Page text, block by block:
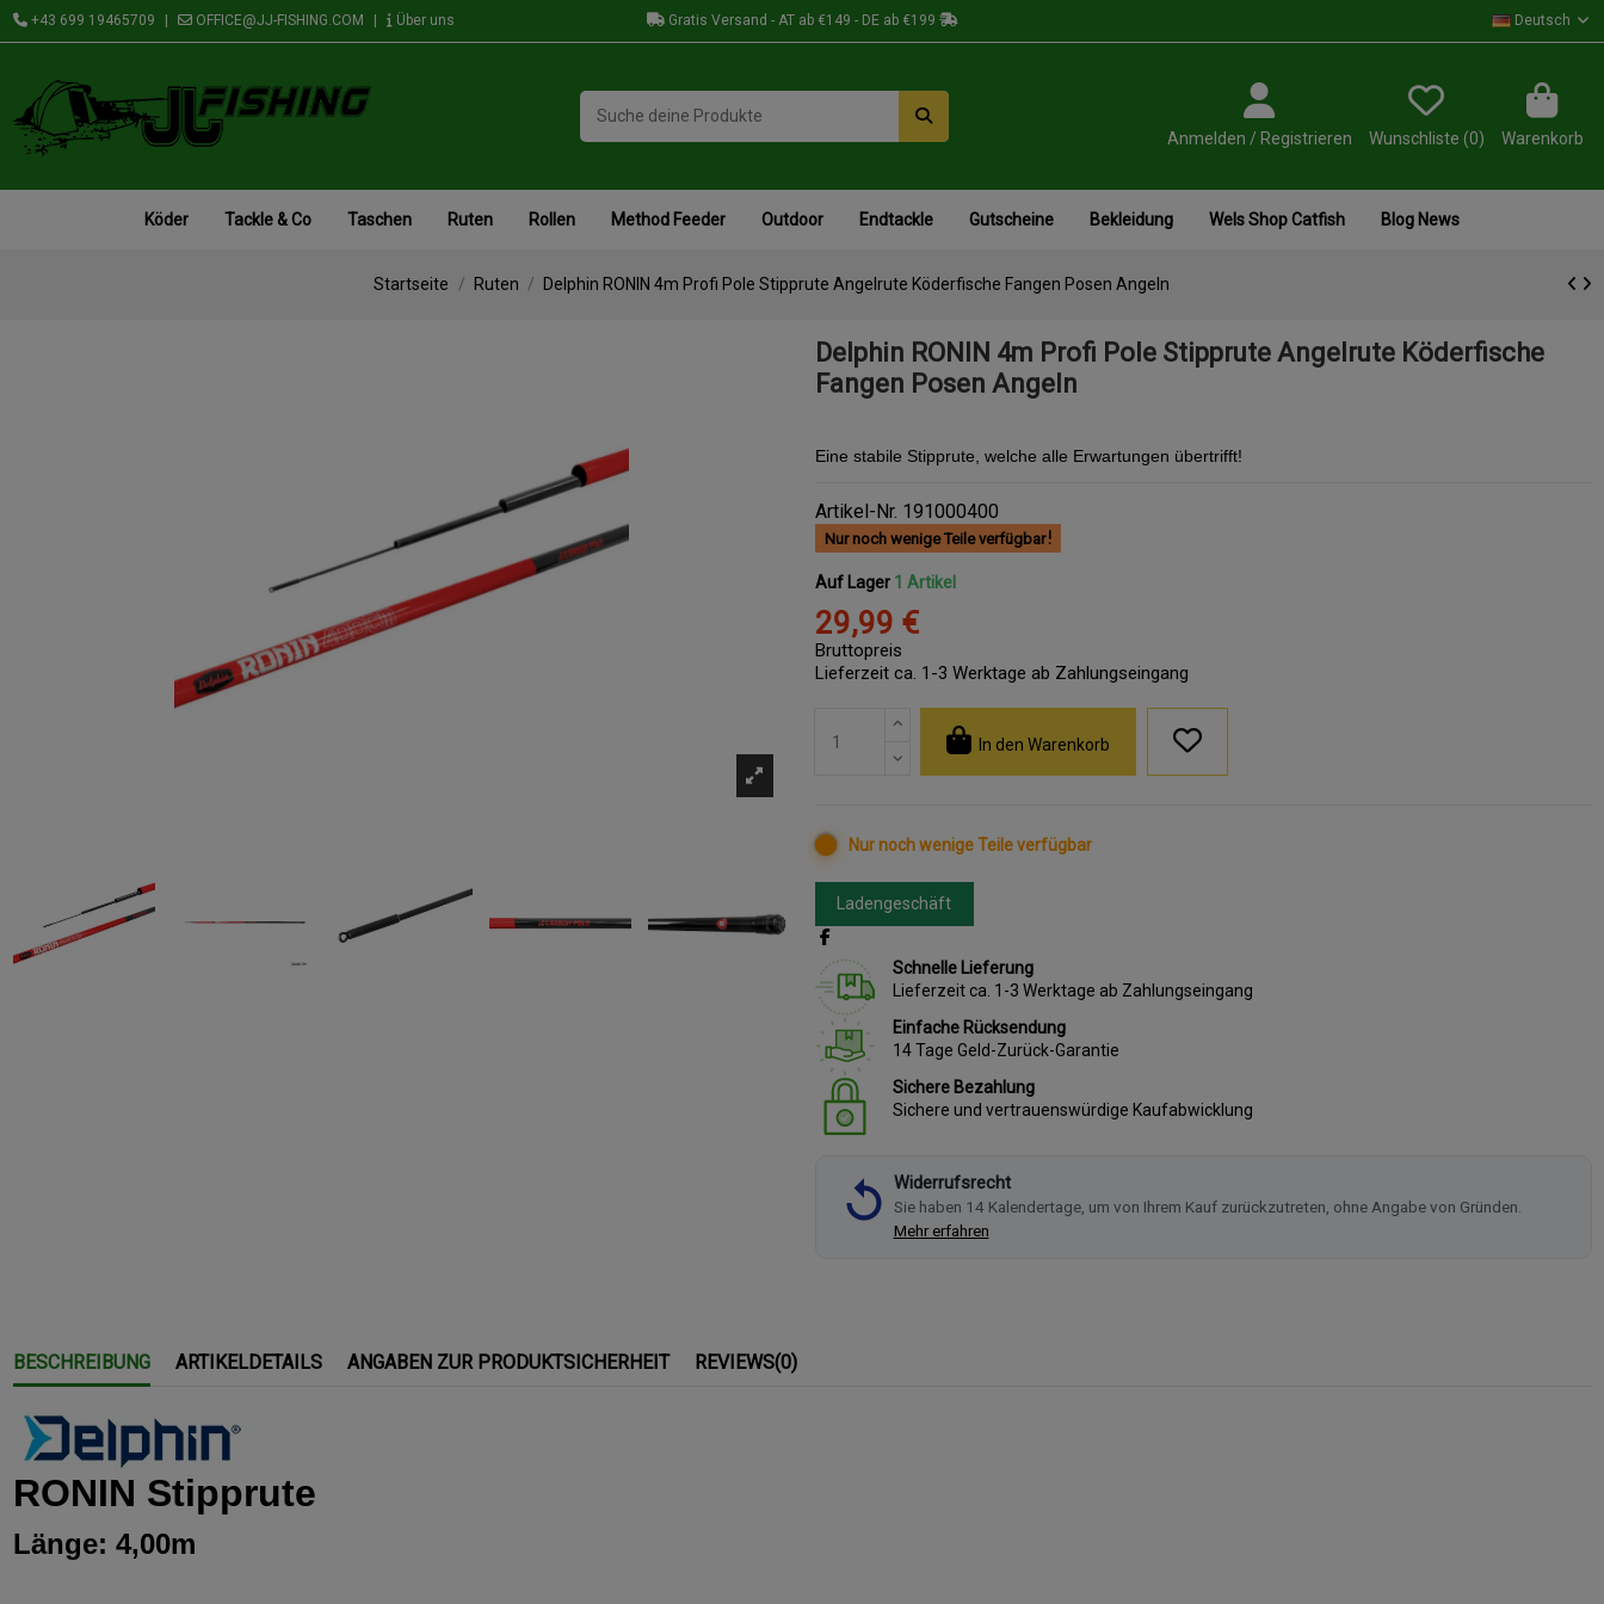
+43 699 19465709 OFFICE@JJ-FISHING.COM Über uns Gratis Versand - AT ab €149 - DE ab €199 Deutsch
Anmelden / Registrieren Wunschliste (0) Warenkorb
Köder Tackle & Co Taschen Ruten Rollen Method Feeder Outdoor Endtackle Gutscheine Bekleidung Wels Shop Catfish Blog News
Startseite Ruten Delphin RONIN 4m Profi Pole Stipprute Angelrute Köderfische Fangen Posen Angeln
Delphin RONIN 4m Profi Pole Stipprute Angelrute Köderfische
Fangen Posen Angeln
Eine stabile Stipprute, welche alle Erwartungen übertrifft!
Artikel-Nr. 191000400
Nur noch wenige Teile verfügbar
Auf Lager 1 Artikel
29,99 €
Bruttopreis
Lieferzeit ca. 1-3 Werktage ab Zahlungseingang
In den Warenkorb
Nur noch wenige Teile verfügbar
Ladengeschäft
Schnelle Lieferung
Lieferzeit ca. 1-3 Werktage ab Zahlungseingang
Einfache Rücksendung
14 Tage Geld-Zurück-Garantie
Sichere Bezahlung
Sichere und vertrauenswürdige Kaufabwicklung
Widerrufsrecht
Sie haben 14 Kalendertage, um von Ihrem Kauf zurückzutreten, ohne Angabe von Gründen.
Mehr erfahren
BESCHREIBUNG ARTIKELDETAILS ANGABEN ZUR PRODUKTSICHERHEIT REVIEWS(0)
RONIN Stipprute
Länge: 4,00m